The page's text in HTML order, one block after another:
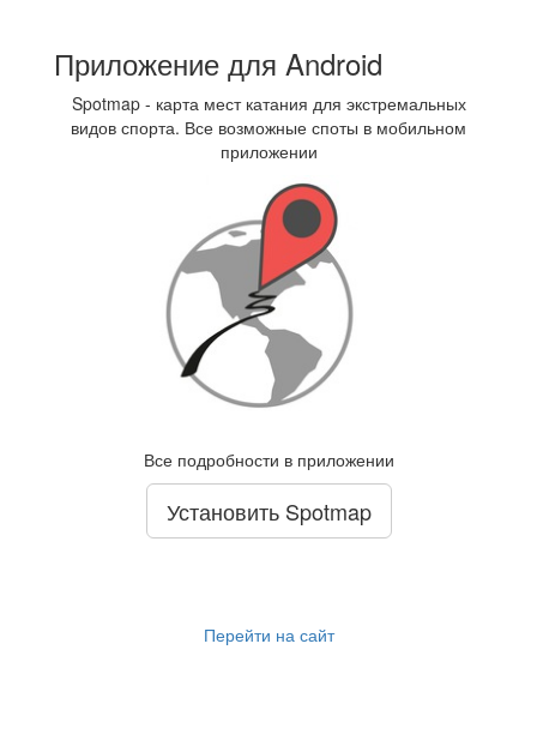
Приложение для Android
Spotmap - карта мест катания для экстремальных
видов спорта. Все возможные споты в мобильном
приложении
Все подробности в приложении
Установить Spotmap
Перейти на сайт